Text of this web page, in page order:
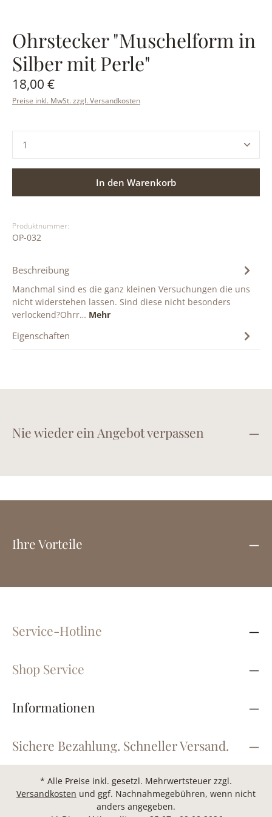
Ohrstecker "Muschelform in
Silber mit Perle"
Regulärer Preis:
18,00 €
Preise inkl. MwSt. zzgl. Versandkosten
Produkt Anzahl: Gib den gewünschten Wert ein
In den Warenkorb
Produktnummer:
OP-032
Beschreibung
Manchmal sind es die ganz kleinen Versuchungen die uns
nicht widerstehen lassen. Sind diese nicht besonders
verlockend?Ohrr… Mehr
Eigenschaften
Nie wieder ein Angebot verpassen
Ihre Vorteile
Service-Hotline
Shop Service
Informationen
Sichere Bezahlung. Schneller Versand.
* Alle Preise inkl. gesetzl. Mehrwertsteuer zzgl.
Versandkosten und ggf. Nachnahmegebühren, wenn nicht
anders angegeben.